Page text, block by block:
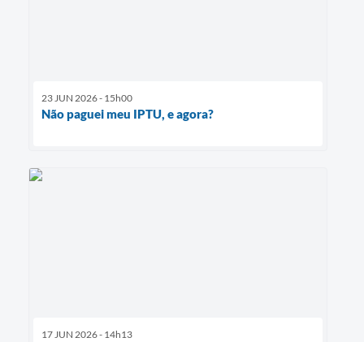
23 JUN 2026 - 15h00
Não paguei meu IPTU, e agora?
17 JUN 2026 - 14h13